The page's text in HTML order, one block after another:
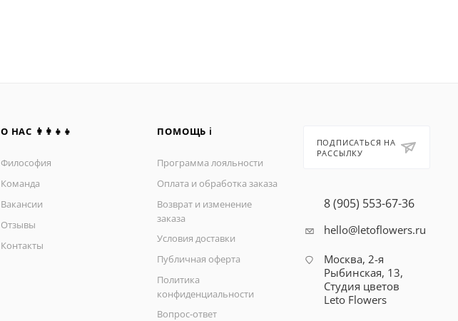
О НАС 👩‍👩‍👧‍👧
Философия
Команда
Вакансии
Отзывы
Контакты
ПОМОЩЬ ℹ️
Программа лояльности
Оплата и обработка заказа
Возврат и изменение
заказа
Условия доставки
Публичная оферта
Политика
конфиденциальности
Вопрос-ответ
ПОДПИСАТЬСЯ НА
РАССЫЛКУ
8 (905) 553-67-36
hello@letoflowers.ru
Москва, 2-я
Рыбинская, 13,
Студия цветов
Leto Flowers